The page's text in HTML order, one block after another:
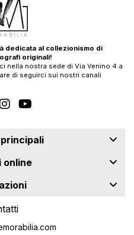
dedicata al collezionismo di
originali!
nella nostra sede di Via Venino 4 a
di seguirci sui nostri canali
online